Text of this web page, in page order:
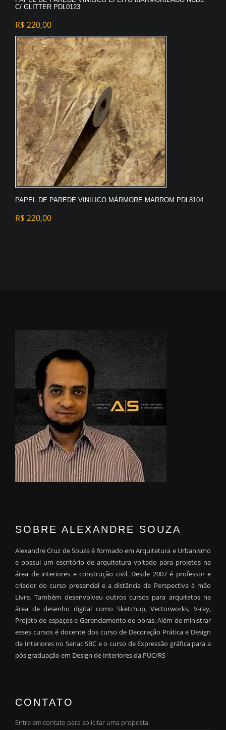
C/ GLITTER PDL0123
R$ 220,00
PAPEL DE PAREDE VINILICO MÁRMORE MARROM PDL8104
R$ 220,00
SOBRE ALEXANDRE SOUZA
Alexandre Cruz de Souza é formado em Arquitetura e Urbanismo
e possui um escritório de arquitetura voltado para projetos na
área de interiores e construção civil. Desde 2007 é professor e
criador do curso presencial e a distância de Perspectiva à mão
Livre. Também desenvolveu outros cursos para arquitetos na
área de desenho digital como Sketchup, Vectorworks, V-ray,
Projeto de espaços e Gerenciamento de obras. Além de ministrar
esses cursos é docente dos curso de Decoração Prática e Design
de Interiores no Senac SBC e o curso de Expressão gráfica para a
pós graduação em Design de Interiores da PUC/RS
CONTATO
Entre em contato para solicitar uma proposta